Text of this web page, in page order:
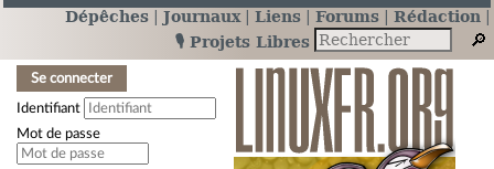
Dépêches Journaux Liens Forums
Rédaction
🎙️ Projets Libres
Se connecter
Identifiant
Mot de passe